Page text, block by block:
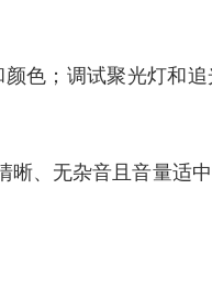
色；调试聚光灯和
、无杂音且音量适